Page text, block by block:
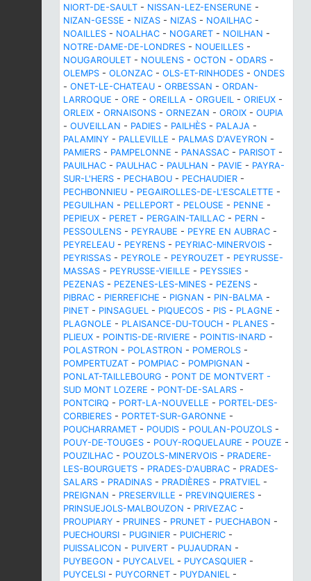
NIORT-DE-SAULT - NISSAN-LEZ-ENSERUNE -
NIZAN-GESSE - NIZAS - NIZAS - NOAILHAC -
NOAILLES - NOALHAC - NOGARET - NOILHAN -
NOTRE-DAME-DE-LONDRES - NOUEILLES -
NOUGAROULET - NOULENS - OCTON - ODARS -
OLEMPS - OLONZAC - OLS-ET-RINHODES - ONDES
- ONET-LE-CHATEAU - ORBESSAN - ORDAN-
LARROQUE - ORE - OREILLA - ORGUEIL - ORIEUX -
ORLEIX - ORNAISONS - ORNEZAN - OROIX - OUPIA
- OUVEILLAN - PADIES - PAILHÈS - PALAJA -
PALAMINY - PALLEVILLE - PALMAS D'AVEYRON -
PAMIERS - PAMPELONNE - PANASSAC - PARISOT -
PAUILHAC - PAULHAC - PAULHAN - PAVIE - PAYRA-
SUR-L'HERS - PECHABOU - PECHAUDIER -
PECHBONNIEU - PEGAIROLLES-DE-L'ESCALETTE -
PEGUILHAN - PELLEPORT - PELOUSE - PENNE -
PEPIEUX - PERET - PERGAIN-TAILLAC - PERN -
PESSOULENS - PEYRAUBE - PEYRE EN AUBRAC -
PEYRELEAU - PEYRENS - PEYRIAC-MINERVOIS -
PEYRISSAS - PEYROLE - PEYROUZET - PEYRUSSE-
MASSAS - PEYRUSSE-VIEILLE - PEYSSIES -
PEZENAS - PEZENES-LES-MINES - PEZENS -
PIBRAC - PIERREFICHE - PIGNAN - PIN-BALMA -
PINET - PINSAGUEL - PIQUECOS - PIS - PLAGNE -
PLAGNOLE - PLAISANCE-DU-TOUCH - PLANES -
PLIEUX - POINTIS-DE-RIVIERE - POINTIS-INARD -
POLASTRON - POLASTRON - POMEROLS -
POMPERTUZAT - POMPIAC - POMPIGNAN -
PONLAT-TAILLEBOURG - PONT DE MONTVERT -
SUD MONT LOZERE - PONT-DE-SALARS -
PONTCIRQ - PORT-LA-NOUVELLE - PORTEL-DES-
CORBIERES - PORTET-SUR-GARONNE -
POUCHARRAMET - POUDIS - POULAN-POUZOLS -
POUY-DE-TOUGES - POUY-ROQUELAURE - POUZE -
POUZILHAC - POUZOLS-MINERVOIS - PRADERE-
LES-BOURGUETS - PRADES-D'AUBRAC - PRADES-
SALARS - PRADINAS - PRADIÈRES - PRATVIEL -
PREIGNAN - PRESERVILLE - PREVINQUIERES -
PRINSUEJOLS-MALBOUZON - PRIVEZAC -
PROUPIARY - PRUINES - PRUNET - PUECHABON -
PUECHOURSI - PUGINIER - PUICHERIC -
PUISSALICON - PUIVERT - PUJAUDRAN -
PUYBEGON - PUYCALVEL - PUYCASQUIER -
PUYCELSI - PUYCORNET - PUYDANIEL -